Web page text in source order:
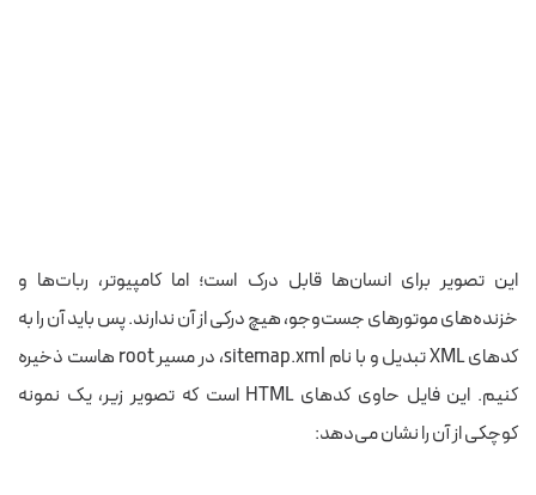
این تصویر برای انسان‌ها قابل درک است؛ اما کامپیوتر، ربات‌ها و
خزنده‌های موتورهای جست‌وجو، هیچ درکی از آن ندارند. پس باید آن را به
کدهای XML تبدیل و با نام sitemap.xml، در مسیر root هاست ذخیره
کنیم. این فایل حاوی کدهای HTML است که تصویر زیر، یک نمونه
کوچکی از آن را نشان می‌دهد: